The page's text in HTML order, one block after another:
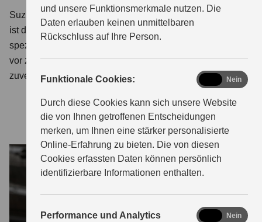
und unsere Funktionsmerkmale nutzen. Die
Daten erlauben keinen unmittelbaren
Rückschluss auf Ihre Person.
Funktionale Cookies:
Durch diese Cookies kann sich unsere Website
die von Ihnen getroffenen Entscheidungen
merken, um Ihnen eine stärker personalisierte
Online-Erfahrung zu bieten. Die von diesen
Cookies erfassten Daten können persönlich
identifizierbare Informationen enthalten.
functional
Nein
Performance und Analytics
analyticsNein
Suzuki Qualität auch bei Schutz und Pflege. ECSTAR
ist die von Suzuki entwickelte Marke für Motoröle und
spezielle Pflegeprodukte. So schützen Sie Ihr Fahrzeug
vor zu schnellem Verschleiß. Damit er so langlebig und
zuverlässig bleibt, wie Sie es von Suzuki gewohnt sind.